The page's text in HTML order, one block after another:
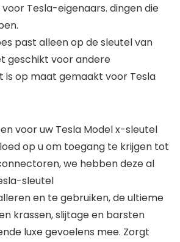
Tesla-eigenaars. dingen die
past alleen op de sleutel van
geschikt voor andere
is op maat gemaakt voor Tesla
voor uw Tesla Model x-sleutel
op u om toegang te krijgen tot
we hebben deze al
sleutel
en te gebruiken, de ultieme
krassen, slijtage en barsten
luxe gevoelens mee. Zorgt